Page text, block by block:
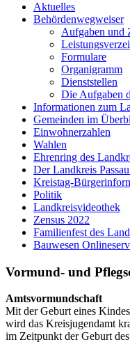
Aktuelles
Behördenwegweiser
Aufgaben und
Formulare
Organigramm
Dienststellen
Die Aufgaben
Informationen zum
Gemeinden im
Einwohnerzahlen
Wahlen
Ehrenring des
Der Landkreis
Kreistag-
Politik
Landkreisvideothek
Zensus 2022
Familienfest des
Bauwesen
Vormund- und
Amtsvormundschaft
Mit der Geburt eines
wird das Kreisjugendamt
im Zeitpunkt der Geburt